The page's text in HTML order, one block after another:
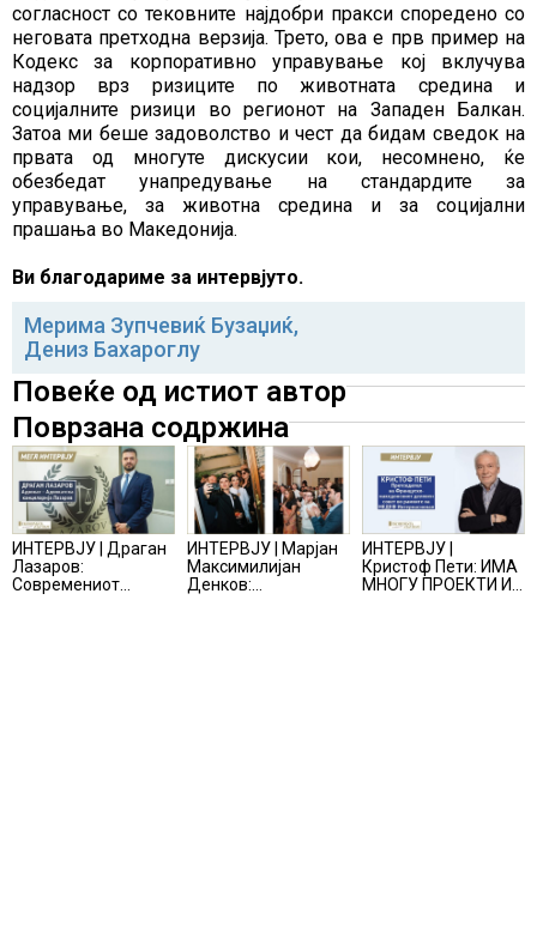
согласност со тековните најдобри пракси споредено со
неговата претходна верзија. Трето, ова е прв пример на
Кодекс за корпоративно управување кој вклучува
надзор врз ризиците по животната средина и
социјалните ризици во регионот на Западен Балкан.
Затоа ми беше задоволство и чест да бидам сведок на
првата од многуте дискусии кои, несомнено, ќе
обезбедат унапредување на стандардите за
управување, за животна средина и за социјални
прашања во Македонија.
Ви благодариме за интервјуто.
Мерима Зупчевиќ Бузаџиќ,
Дениз Бахароглу
Повеќе од истиот автор
Поврзана содржина
ИНТЕРВЈУ | Драган
Лазаров:
Современиот
ИНТЕРВЈУ | Марјан
Максимилијан
Денков:
ИНТЕРВЈУ |
Кристоф Пети: ИМА
МНОГУ ПРОЕКТИ И